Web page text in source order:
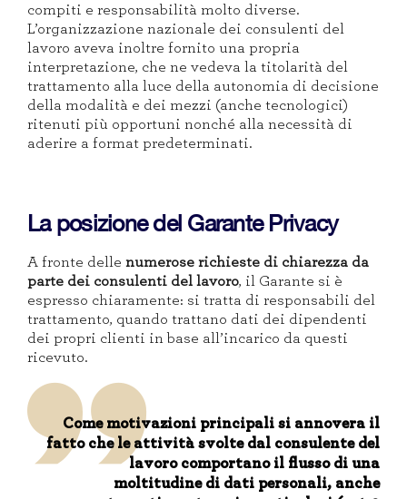
compiti e responsabilità molto diverse.
L’organizzazione nazionale dei consulenti del
lavoro aveva inoltre fornito una propria
interpretazione, che ne vedeva la titolarità del
trattamento alla luce della autonomia di decisione
della modalità e dei mezzi (anche tecnologici)
ritenuti più opportuni nonché alla necessità di
aderire a format predeterminati.
La posizione del Garante Privacy
A fronte delle numerose richieste di chiarezza da
parte dei consulenti del lavoro, il Garante si è
espresso chiaramente: si tratta di responsabili del
trattamento, quando trattano dati dei dipendenti
dei propri clienti in base all’incarico da questi
ricevuto.
Come motivazioni principali si annovera il
fatto che le attività svolte dal consulente del
lavoro comportano il flusso di una
moltitudine di dati personali, anche